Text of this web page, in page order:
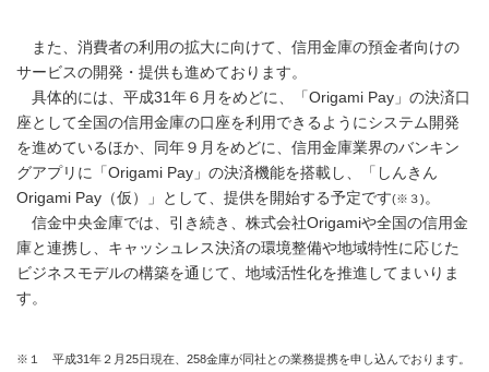
また、消費者の利用の拡大に向けて、信用金庫の預金者向けの
サービスの開発・提供も進めております。
具体的には、平成31年６月をめどに、「Origami Pay」の決済口
座として全国の信用金庫の口座を利用できるようにシステム開発
を進めているほか、同年９月をめどに、信用金庫業界のバンキン
グアプリに「Origami Pay」の決済機能を搭載し、「しんきん
Origami Pay（仮）」として、提供を開始する予定です(※３) 。
信金中央金庫では、引き続き、株式会社Origamiや全国の信用金
庫と連携し、キャッシュレス決済の環境整備や地域特性に応じた
ビジネスモデルの構築を通じて、地域活性化を推進してまいりま
す。
※１ 平成31年２月25日現在、258金庫が同社との業務提携を申し込んでおります。